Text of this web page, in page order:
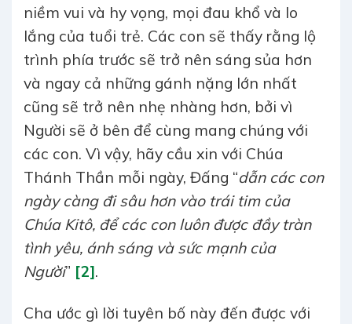
niềm vui và hy vọng, mọi đau khổ và lo
lắng của tuổi trẻ. Các con sẽ thấy rằng lộ
trình phía trước sẽ trở nên sáng sủa hơn
và ngay cả những gánh nặng lớn nhất
cũng sẽ trở nên nhẹ nhàng hơn, bởi vì
Người sẽ ở bên để cùng mang chúng với
các con. Vì vậy, hãy cầu xin với Chúa
Thánh Thần mỗi ngày, Đấng “dẫn các con
ngày càng đisâu hơn vào trái tim của
Chúa Kitô, để các con luôn được đầy tràn
tình yêu, ánh sáng và sức mạnh của
Người” [2].
Cha ước gì lời tuyên bố này đến được với